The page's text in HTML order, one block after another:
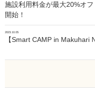
施設利用料金が最大20%オフ
開始！
2023.10.05
【Smart CAMP in